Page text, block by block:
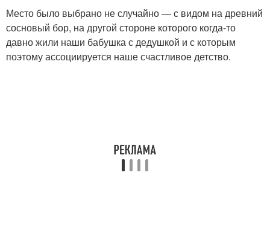
Место было выбрано не случайно — с видом на древний
сосновый бор, на другой стороне которого когда-то
давно жили наши бабушка с дедушкой и с которым
поэтому ассоциируется наше счастливое детство.